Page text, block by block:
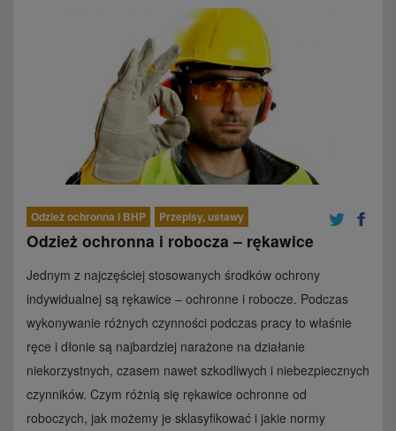
Odzież ochronna i BHP Przepisy, ustawy
Odzież ochronna i robocza – rękawice
Jednym z najczęściej stosowanych środków ochrony
indywidualnej są rękawice – ochronne i robocze. Podczas
wykonywanie różnych czynności podczas pracy to właśnie
ręce i dłonie są najbardziej narażone na działanie
niekorzystnych, czasem nawet szkodliwych i niebezpiecznych
czynników. Czym różnią się rękawice ochronne od
roboczych, jak możemy je sklasyfikować i jakie normy